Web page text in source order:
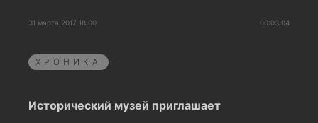
31 марта 2017 18:00 00:03:04
ХРОНИКА
Исторический музей приглашает